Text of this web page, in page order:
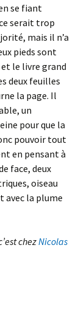
se fiant
serait trop
mais il n’a
pieds sont
le livre grand
deux feuilles
la page. Il
un
pour que la
pouvoir tout
en pensant à
face, deux
oiseau
avec la plume
chezNicolas